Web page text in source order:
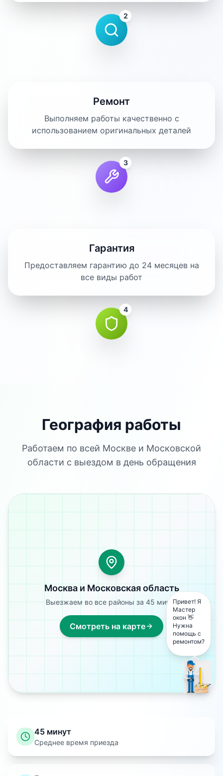
2
Ремонт
Выполняем работы качественно с
использованием оригинальных деталей
3
Гарантия
Предоставляем гарантию до 24 месяцев на
все виды работ
4
География работы
Работаем по всей Москве и Московской
области с выездом в день обращения
Москва и Московская область
Выезжаем во все районы за 45 минут
Смотреть на карте
45 минут
Среднее время приезда
Привет! Я
Мастер
окон 👋
Нужна
помощь с
ремонтом?